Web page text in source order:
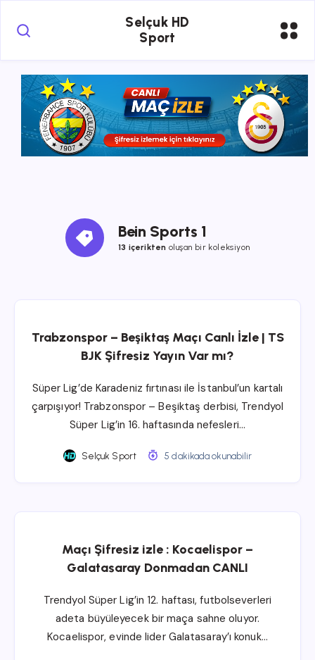
Selçuk HD
Sport
Bein Sports 1
13 içerikten oluşan bir koleksiyon
Trabzonspor – Beşiktaş Maçı Canlı İzle | TS
BJK Şifresiz Yayın Var mı?
Süper Lig’de Karadeniz fırtınası ile İstanbul’un kartalı
çarpışıyor! Trabzonspor – Beşiktaş derbisi, Trendyol
Süper Lig’in 16. haftasında nefesleri…
Selçuk Sport 5 dakikada okunabilir
Maçı Şifresiz izle : Kocaelispor –
Galatasaray Donmadan CANLI
Trendyol Süper Lig’in 12. haftası, futbolseverleri
adeta büyüleyecek bir maça sahne oluyor.
Kocaelispor, evinde lider Galatasaray’ı konuk…